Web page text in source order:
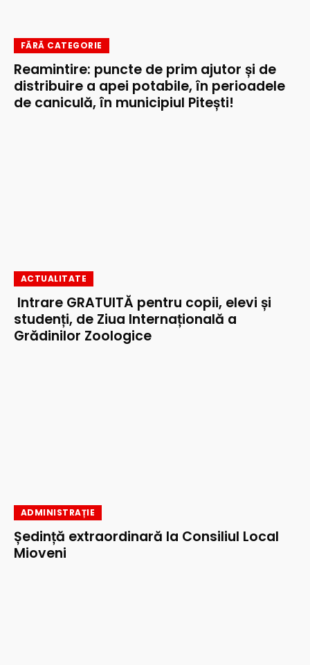
FĂRĂ CATEGORIE
Reamintire: puncte de prim ajutor și de
distribuire a apei potabile, în perioadele
de caniculă, în municipiul Pitești!
ACTUALITATE
Intrare GRATUITĂ pentru copii, elevi și
studenți, de Ziua Internațională a
Grădinilor Zoologice
ADMINISTRAȚIE
Ședință extraordinară la Consiliul Local
Mioveni